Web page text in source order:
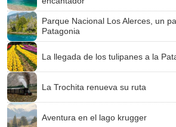
Parque Nacional Los Alerces, un
Patagonia
La llegada de los tulipanes a la
La Trochita renueva su ruta
Aventura en el lago krugger